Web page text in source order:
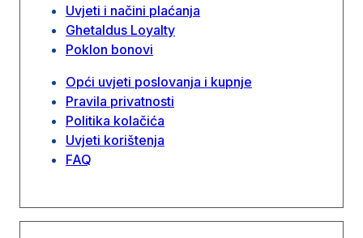
Uvjeti i načini plaćanja
Ghetaldus Loyalty
Poklon bonovi
Opći uvjeti poslovanja i kupnje
Pravila privatnosti
Politika kolačića
Uvjeti korištenja
FAQ